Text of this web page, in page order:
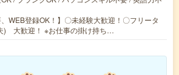
、WEB登録OK！】〇未経験大歓迎！〇フリータ
) 大歓迎！ ※お仕事の掛け持ち…